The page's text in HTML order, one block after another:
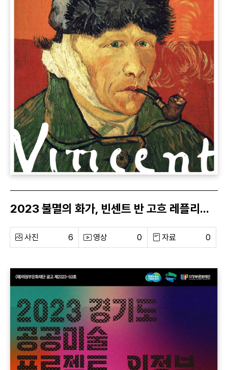
2023 불멸의 화가, 빈센트 반 고흐 레플리카 체험전
사진 6 영상 0 자료 0